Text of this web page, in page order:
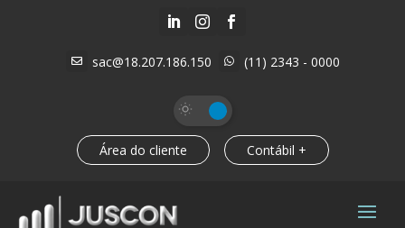
  
 sac@18.207.186.150  (11) 2343 - 0000
Área do cliente Contábil +